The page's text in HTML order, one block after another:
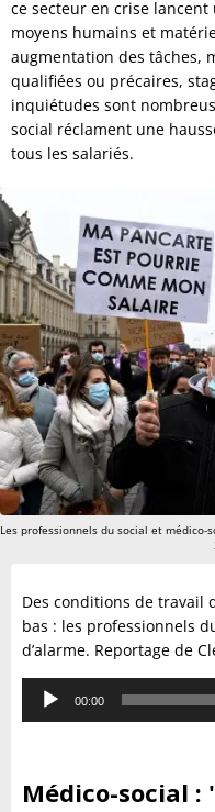
ce secteur en crise
moyens humains et
augmentation des tâches,
qualifiées ou précaires,
inquiétudes sont
social réclament une
tous les salariés.
Les professionnels du social et
Des conditions de travail
bas : les professionnels
d’alarme. Reportage de
Lecteur
audio
00:00
Médico-social :